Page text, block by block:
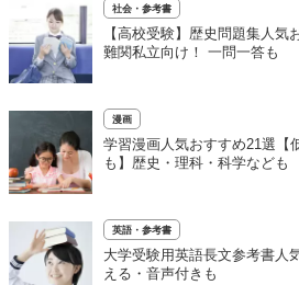
社会・参考書
【高校受験】歴史問題集人気
難関私立向け！ 一問一答も
漫画
学習漫画人気おすすめ21選【
も】歴史・理科・科学なども
英語・参考書
大学受験用英語長文参考書人
える・音声付きも